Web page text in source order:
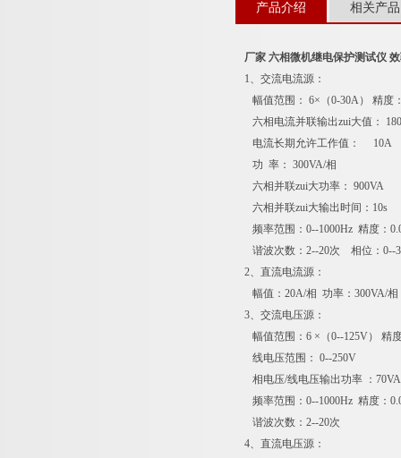
产品介绍 相关产品
厂家 六相微机继电保护测试仪
1、交流电流源：
幅值范围： 6×（0-30A） 精度
六相电流并联输出zui大值：
电流长期允许工作值： 10A
功 率： 300VA/相
六相并联zui大功率： 900VA
六相并联zui大输出时间：10s
频率范围：0--1000Hz 精度：
谐波次数：2--20次 相位：0--
2、直流电流源：
幅值：20A/相 功率：300VA/
3、交流电压源：
幅值范围：6 ×（0--125V） 精
线电压范围： 0--250V
相电压/线电压输出功率 ：
频率范围：0--1000Hz 精度：
谐波次数：2--20次
4、直流电压源：